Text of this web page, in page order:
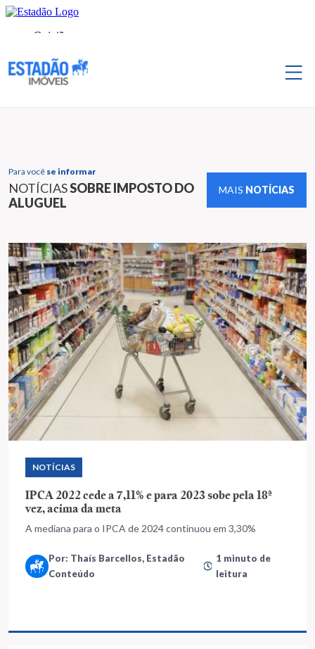
Para você se informar
NOTÍCIASSOBRE IMPOSTO DO
ALUGUEL
MAIS NOTÍCIAS
NOTÍCIAS
IPCA 2022 cede a 7,11% e para 2023 sobe pela 18ª
vez, acima da meta
A mediana para o IPCA de 2024 continuou em 3,30%
Por: Thaís Barcellos, Estadão
Conteúdo
1 minuto de
leitura